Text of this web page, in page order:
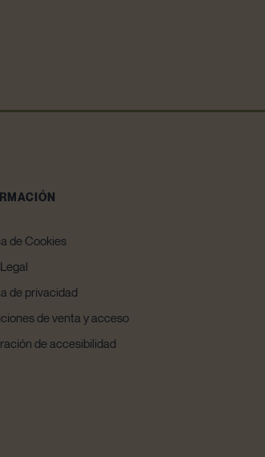
de Cookies
de privacidad
de venta y acceso
de accesibilidad